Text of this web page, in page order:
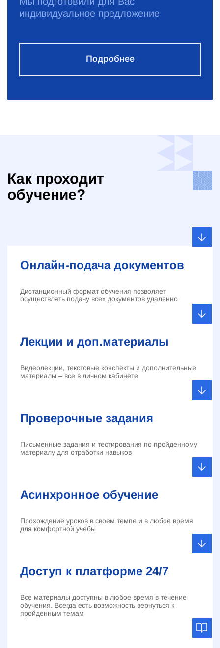
индивидуальное предложение
Подробнее
Как проходит
обучение?
Онлайн-подача документов
Дистанционный формат обучения позволяет
осуществлять подачу всех документов удалённо
Лекции и доп.материалы
Видеолекции, текстовые конспекты и дополнительные
материалы – все в личном кабинете
Проверочные задания
Письменные задания и тестирования по пройденному
материалу для отработки навыков
Асинхронное обучение
Прохождение уроков в своем темпе и в любое время
для комфортной учебы
Доступ к платформе 24/7
Все материалы доступны в любое время в течение
обучения. Всегда есть возможность вернуться к
пройденным темам